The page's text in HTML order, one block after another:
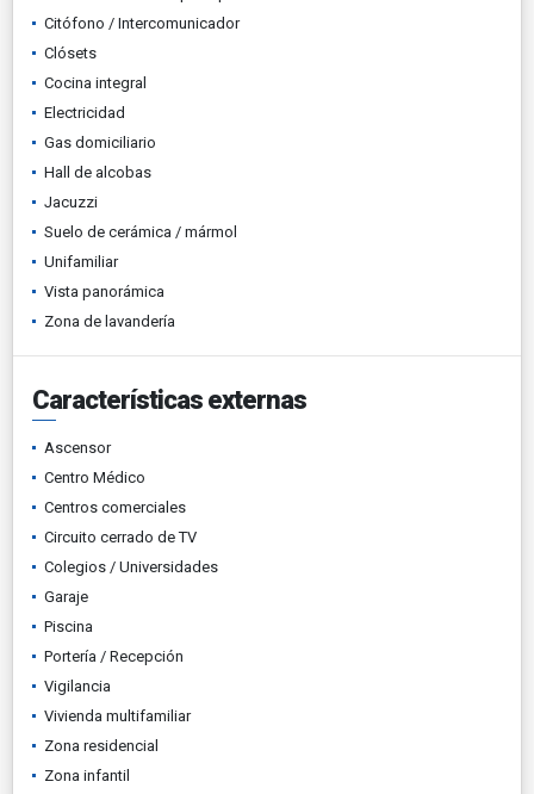
Citófono / Intercomunicador
Clósets
Cocina integral
Electricidad
Gas domiciliario
Hall de alcobas
Jacuzzi
Suelo de cerámica / mármol
Unifamiliar
Vista panorámica
Zona de lavandería
Características externas
Ascensor
Centro Médico
Centros comerciales
Circuito cerrado de TV
Colegios / Universidades
Garaje
Piscina
Portería / Recepción
Vigilancia
Vivienda multifamiliar
Zona residencial
Zona infantil